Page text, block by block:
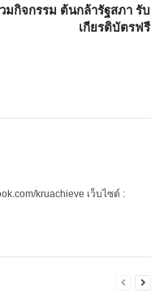
มกิจกรรม ต้นกล้ารัฐสภา รับ
เกียรติบัตรฟรี
kruachieve เว็บไซต์ :